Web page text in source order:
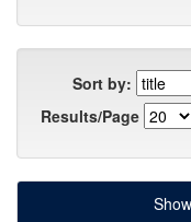
Sort by:
Results/Page